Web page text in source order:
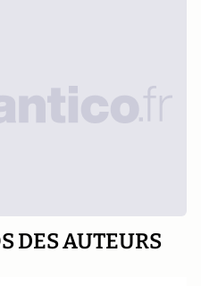
DES AUTEURS